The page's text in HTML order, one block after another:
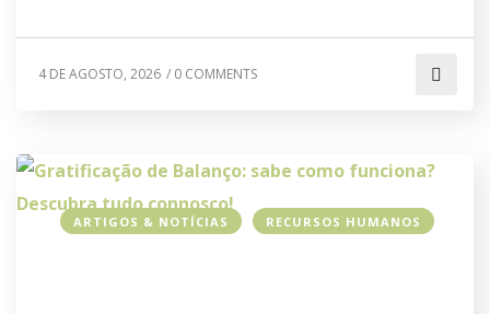
4 DE AGOSTO, 2026 / 0 COMMENTS
ARTIGOS & NOTÍCIAS RECURSOS HUMANOS